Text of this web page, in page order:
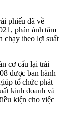
phiếu đã về
phản ánh tâm
chạy theo lợi suất
cơ cấu lại trái
được ban hành
tổ chức phát
kinh doanh và
kiện cho việc